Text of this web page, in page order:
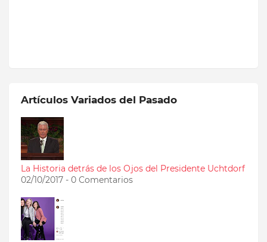
Artículos Variados del Pasado
La Historia detrás de los Ojos del Presidente Uchtdorf
02/10/2017 - 0 Comentarios